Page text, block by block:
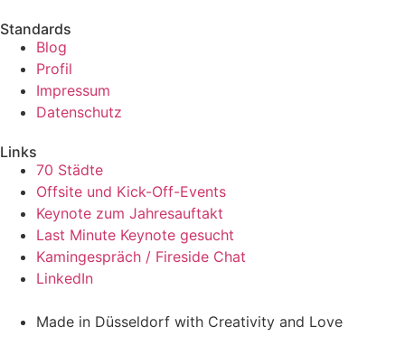
Standards
Blog
Profil
Impressum
Datenschutz
Links
70 Städte
Offsite und Kick-Off-Events
Keynote zum Jahresauftakt
Last Minute Keynote gesucht
Kamingespräch / Fireside Chat
LinkedIn
Made in Düsseldorf with Creativity and Love